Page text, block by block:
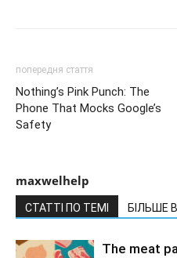
попередня стаття
Nothing’s Pink Punch: The
Phone That Mocks Google’s
Safety
maxwelhelp
СТАТТІ ПО ТЕМІ БІЛЬШЕ
The meat